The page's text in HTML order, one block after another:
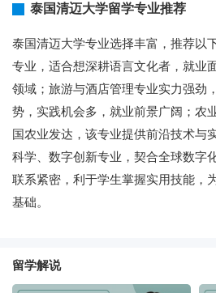
泰国清迈大学留学专业推荐
泰国清迈大学专业选择丰富，推荐以
专业，适合想深耕语言文化者，就业
领域；旅游与酒店管理专业实力强劲
势，实践机会多，就业前景广阔；农
国农业发达，该专业提供前沿技术与
科学、数字创新专业，契合全球数字
联系紧密，利于学生掌握实用技能，
基础。
留学解说